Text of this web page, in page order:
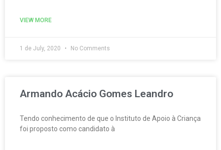
VIEW MORE
1 de July, 2020 No Comments
Armando Acácio Gomes Leandro
Tendo conhecimento de que o Instituto de Apoio à Criança
foi proposto como candidato à